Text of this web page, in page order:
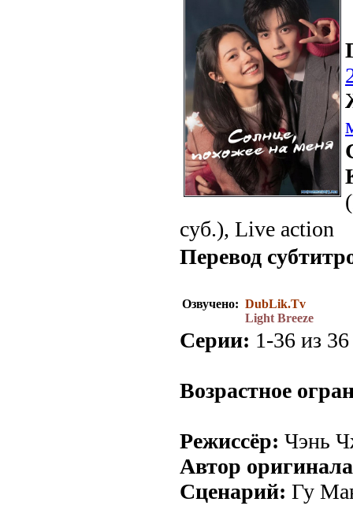
суб.), Live action
Перевод
Озвучено: DubLik.Tv
Light Breeze
Серии: 1-36 из
Возрастное
Режиссёр: Чэнь
Автор
Сценарий: Гу